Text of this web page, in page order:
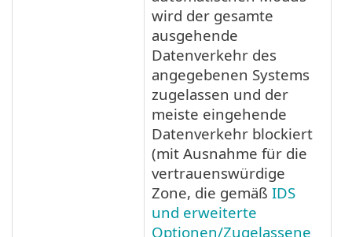
wird der gesamte
ausgehende
Datenverkehr des
angegebenen Systems
zugelassen und der
meiste eingehende
Datenverkehr blockiert
(mit Ausnahme für die
vertrauenswürdige
Zone, die gemäß IDS
und erweiterte
Optionen/Zugelassene